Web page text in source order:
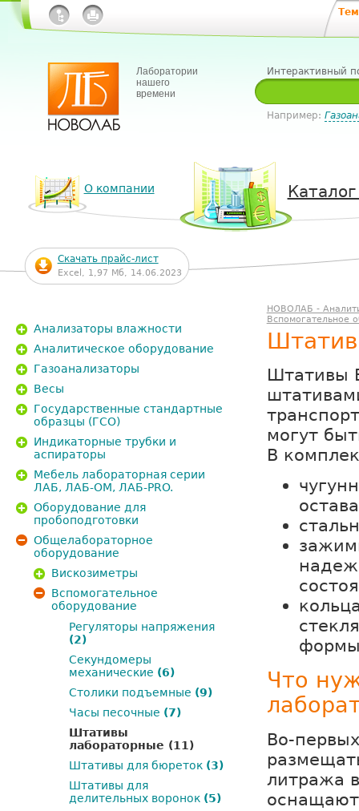
Лаборатории
нашего
времени
Интерактивный
Например:
О компании
Скачать прайс-лист
Excel, 1,97 Мб, 14.06.2023
НОВОЛАБ -
Вспомогательное
Штативы
могут
В
Что
Во-
литража
Анализаторы влажности
Аналитическое оборудование
Газоанализаторы
Весы
Государственные стандартные
образцы (ГСО)
Индикаторные трубки и
аспираторы
Мебель лабораторная серии
ЛАБ, ЛАБ-ОМ, ЛАБ-PRO.
Оборудование для
пробоподготовки
Общелабораторное
оборудование
Вискозиметры
Вспомогательное
оборудование
Регуляторы напряжения
(2)
Секундомеры
механические (6)
Столики подъемные (9)
Часы песочные (7)
Штативы
лабораторные (11)
Штативы для бюреток (3)
Штативы для
делительных воронок (5)